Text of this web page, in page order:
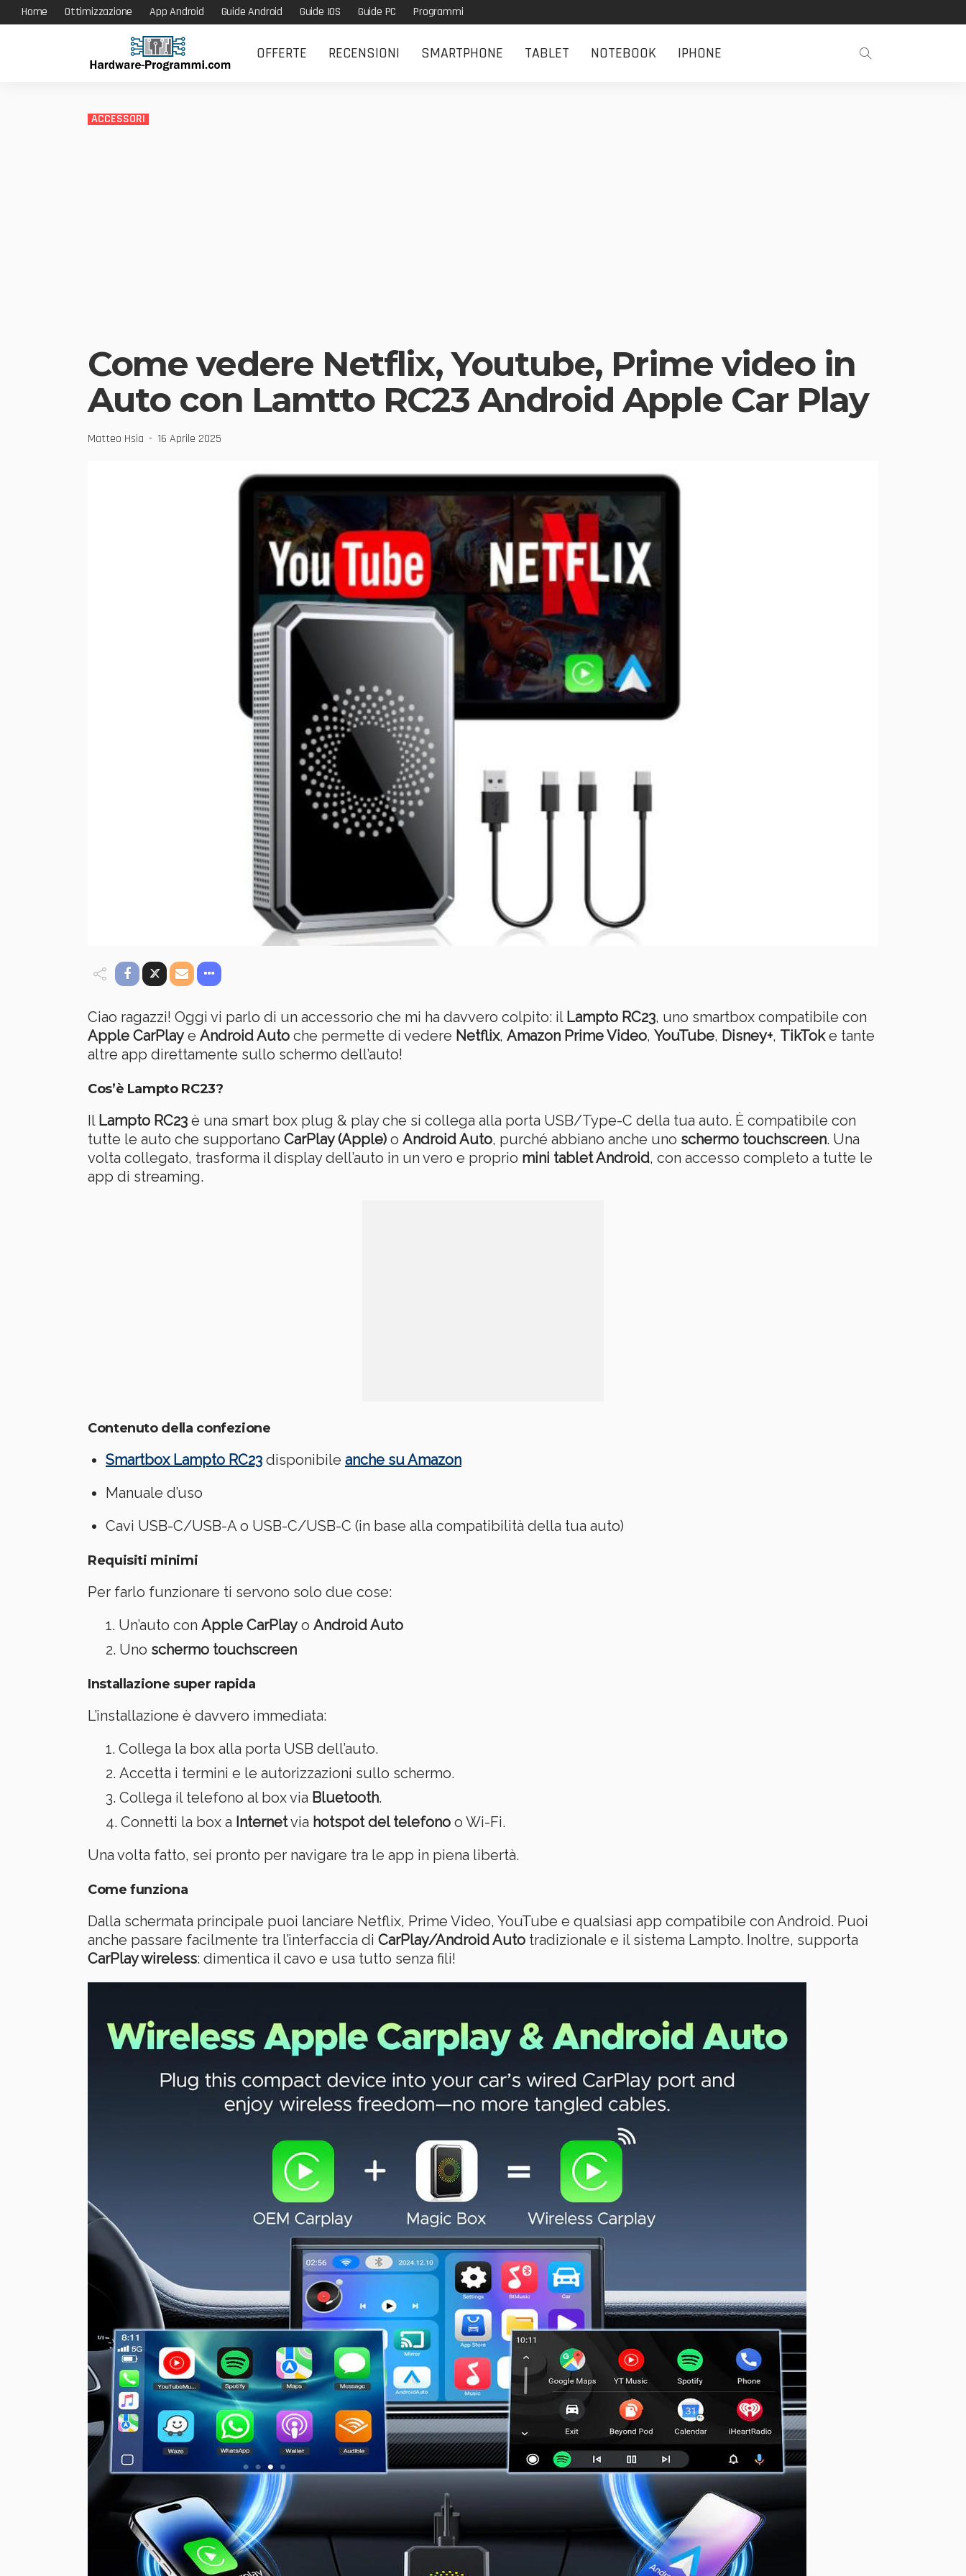
Home Ottimizzazione App Android Guide Android Guide IOS Guide PC Programmi
OFFERTE RECENSIONI SMARTPHONE TABLET NOTEBOOK IPHONE
ACCESSORI
Come vedere Netflix, Youtube, Prime video in
Auto con Lamtto RC23 Android Apple Car Play
Matteo Hsia 16 Aprile 2025
Ciao ragazzi! Oggi vi parlo di un accessorio che mi ha davvero colpito: il Lampto RC23, uno smartbox compatibile con
Apple CarPlaye Android Auto che permette di vedere Netflix, Amazon Prime Video, YouTube, Disney+, TikToke tante
altre app direttamente sullo schermo dell’auto!
Cos’è Lampto RC23?
Il Lampto RC23 è una smart box plug & play che si collega alla porta USB/Type-C della tua auto. È compatibile con
tutte le auto che supportano CarPlay (Apple) o Android Auto, purché abbiano anche uno schermo touchscreen. Una
volta collegato, trasforma il display dell’auto in un vero e proprio mini tablet Android, con accesso completo a tutte le
app di streaming.
Contenuto della confezione
Smartbox Lampto RC23 disponibile anche su Amazon
Manuale d’uso
Cavi USB-C/USB-A o USB-C/USB-C (in base alla compatibilità della tua auto)
Requisiti minimi
Per farlo funzionare ti servono solo due cose:
Un’auto con Apple CarPlayo Android Auto
Uno schermo touchscreen
Installazione super rapida
L’installazione è davvero immediata:
Collega la box alla porta USB dell’auto.
Accetta i termini e le autorizzazioni sullo schermo.
Collega il telefono al box via Bluetooth.
Connetti la box a Internetvia hotspot del telefono o Wi-Fi.
Una volta fatto, sei pronto per navigare tra le app in piena libertà.
Come funziona
Dalla schermata principale puoi lanciare Netflix, Prime Video, YouTube e qualsiasi app compatibile con Android. Puoi
anche passare facilmente tra l’interfaccia di CarPlay/Android Auto tradizionale e il sistema Lampto. Inoltre, supporta
CarPlay wireless: dimentica il cavo e usa tutto senza fili!